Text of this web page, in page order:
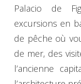
Palacio de
excursions en
de pêche où
de mer, des
l’ancienne